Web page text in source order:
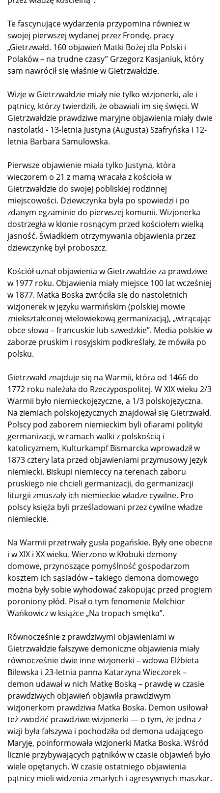
Te fascynujące wydarzenia przypomina również w
swojej pierwszej wydanej przez Frondę, pracy
„Gietrzwałd. 160 objawień Matki Bożej dla Polski i
Polaków – na trudne czasy” Grzegorz Kasjaniuk, który
sam nawrócił się właśnie w Gietrzwałdzie.
Wizje w Gietrzwałdzie miały nie tylko wizjonerki, ale i
pątnicy, którzy twierdzili, że obawiali im się święci. W
Gietrzwałdzie prawdziwe maryjne objawienia miały dwie
nastolatki - 13-letnia Justyna (Augusta) Szafryńska i 12-
letnia Barbara Samulowska.
Pierwsze objawienie miała tylko Justyna, która
wieczorem o 21 z mamą wracała z kościoła w
Gietrzwałdzie do swojej pobliskiej rodzinnej
miejscowości. Dziewczynka była po spowiedzi i po
zdanym egzaminie do pierwszej komunii. Wizjonerka
dostrzegła w klonie rosnącym przed kościołem wielką
jasność. Świadkiem otrzymywania objawienia przez
dziewczynkę był proboszcz.
Kościół uznał objawienia w Gietrzwałdzie za prawdziwe
w 1977 roku. Objawienia miały miejsce 100 lat wcześniej
w 1877. Matka Boska zwróciła się do nastoletnich
wizjonerek w języku warmińskim (polskiej mowie
zniekształconej wielowiekową germanizacją), „wtrącając
obce słowa – francuskie lub szwedzkie”. Media polskie w
zaborze pruskim i rosyjskim podkreślały, że mówiła po
polsku.
Gietrzwałd znajduje się na Warmii, która od 1466 do
1772 roku należała do Rzeczypospolitej. W XIX wieku 2/3
Warmii było niemieckojęzyczne, a 1/3 polskojęzyczna.
Na ziemiach polskojęzycznych znajdował się Gietrzwałd.
Polscy pod zaborem niemieckim byli ofiarami polityki
germanizacji, w ramach walki z polskością i
katolicyzmem, Kulturkampf Bismarcka wprowadził w
1873 cztery lata przed objawieniami przymusowy język
niemiecki. Biskupi niemieccy na terenach zaboru
pruskiego nie chcieli germanizacji, do germanizacji
liturgii zmuszały ich niemieckie władze cywilne. Pro
polscy księża byli prześladowani przez cywilne władze
niemieckie.
Na Warmii przetrwały gusła pogańskie. Były one obecne
i w XIX i XX wieku. Wierzono w Kłobuki demony
domowe, przynoszące pomyślność gospodarzom
kosztem ich sąsiadów – takiego demona domowego
można były sobie wyhodować zakopując przed progiem
poroniony płód. Pisał o tym fenomenie Melchior
Wańkowicz w książce „Na tropach smętka”.
Równocześnie z prawdziwymi objawieniami w
Gietrzwałdzie fałszywe demoniczne objawienia miały
równocześnie dwie inne wizjonerki – wdowa Elżbieta
Bilewska i 23-letnia panna Katarzyna Wieczorek –
demon udawał w nich Matkę Boską – prawdę w czasie
prawdziwych objawień objawiła prawdziwym
wizjonerkom prawdziwa Matka Boska. Demon usiłował
też zwodzić prawdziwe wizjonerki — o tym, że jedna z
wizji była fałszywa i pochodziła od demona udającego
Maryję, poinformowała wizjonerki Matka Boska. Wśród
licznie przybywających pątników w czasie objawień było
wiele opętanych. W czasie ostatniego objawienia
pątnicy mieli widzenia zmarłych i agresywnych maszkar.